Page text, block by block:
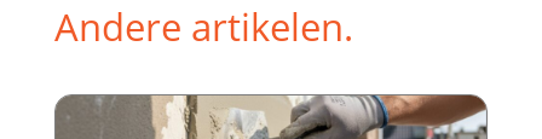
Andere artikelen.